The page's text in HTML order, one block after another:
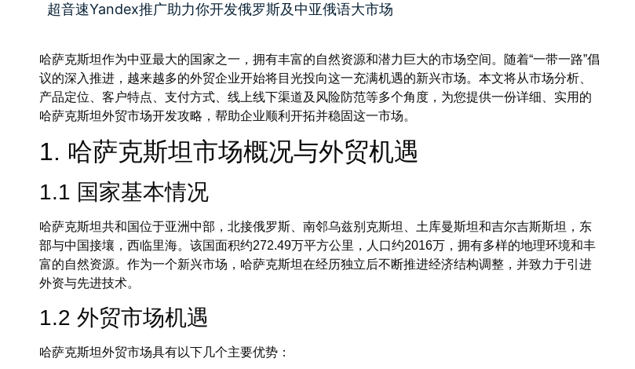
超音速Yandex推广助力你开发俄罗斯及中亚俄语大市场
哈萨克斯坦作为中亚最大的国家之一，拥有丰富的自然资源和潜力巨大的市场空间。随着“一带一路”倡
议的深入推进，越来越多的外贸企业开始将目光投向这一充满机遇的新兴市场。本文将从市场分析、
产品定位、客户特点、支付方式、线上线下渠道及风险防范等多个角度，为您提供一份详细、实用的
哈萨克斯坦外贸市场开发攻略，帮助企业顺利开拓并稳固这一市场。
1. 哈萨克斯坦市场概况与外贸机遇
1.1 国家基本情况
哈萨克斯坦共和国位于亚洲中部，北接俄罗斯、南邻乌兹别克斯坦、土库曼斯坦和吉尔吉斯斯坦，东
部与中国接壤，西临里海。该国面积约272.49万平方公里，人口约2016万，拥有多样的地理环境和丰
富的自然资源。作为一个新兴市场，哈萨克斯坦在经历独立后不断推进经济结构调整，并致力于引进
外资与先进技术。
1.2 外贸市场机遇
哈萨克斯坦外贸市场具有以下几个主要优势：